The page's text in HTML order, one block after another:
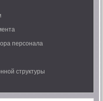
персонала
структуры